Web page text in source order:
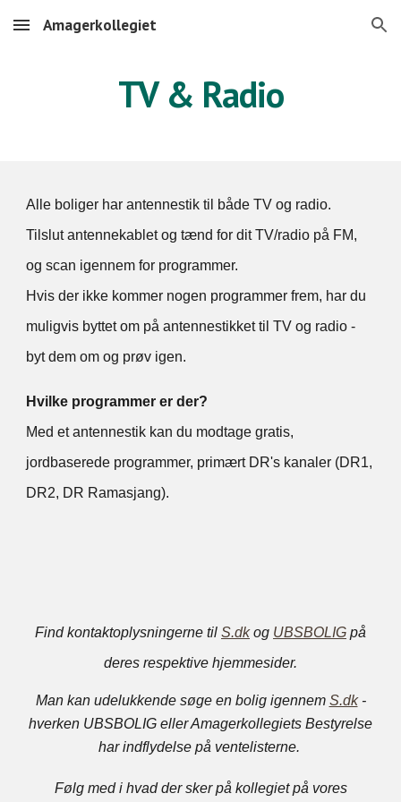
Skip to main content Skip to navigation
Amagerkollegiet
TV & Radio
Alle boliger har antennestik til både TV og radio.
Tilslut antennekablet og tænd for dit TV/radio på FM,
og scan igennem for programmer.
Hvis der ikke kommer nogen programmer frem, har du
muligvis byttet om på antennestikket til TV og radio -
byt dem om og prøv igen.
Hvilke programmer er der?
Med et antennestik kan du modtage gratis,
jordbaserede programmer, primært DR's kanaler (DR1,
DR2, DR Ramasjang).
Find kontaktoplysningerne til S.dkog UBSBOLIG på
deres respektive hjemmesider.
Man kan udelukkende søge en bolig igennem S.dk-
hverken UBSBOLIG eller Amagerkollegiets Bestyrelse
har indflydelse på ventelisterne.
Følg med i hvad der sker på kollegiet på vores